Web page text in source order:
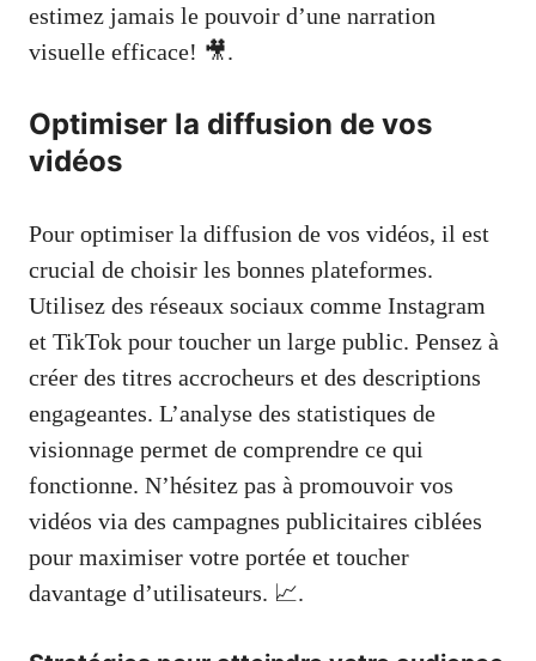
estimez jamais le pouvoir d’une narration
visuelle efficace! 🎥.
Optimiser la diffusion de vos
vidéos
Pour optimiser la diffusion de vos vidéos, il est
crucial de choisir les bonnes plateformes.
Utilisez des réseaux sociaux comme Instagram
et TikTok pour toucher un large public. Pensez à
créer des titres accrocheurs et des descriptions
engageantes. L’analyse des statistiques de
visionnage permet de comprendre ce qui
fonctionne. N’hésitez pas à promouvoir vos
vidéos via des campagnes publicitaires ciblées
pour maximiser votre portée et toucher
davantage d’utilisateurs. 📈.